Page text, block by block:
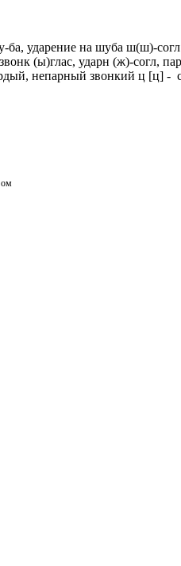
ударение на шуба ш(ш)-
(ы)глас, ударн (ж)-согл,
непарный звонкий ц [ц] -
ом